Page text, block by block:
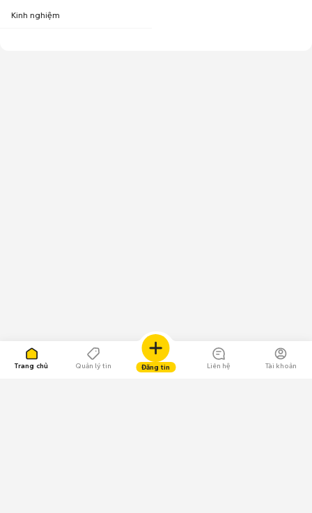
Trang chủ Quản lý tin Đăng tin Liên hệ Tài khoản
Kinh nghiệm